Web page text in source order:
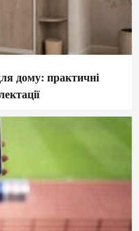
дому: практичні